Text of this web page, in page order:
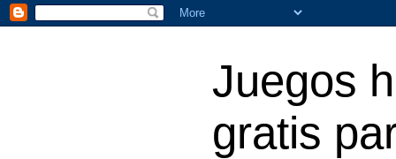
Juegos
gratis